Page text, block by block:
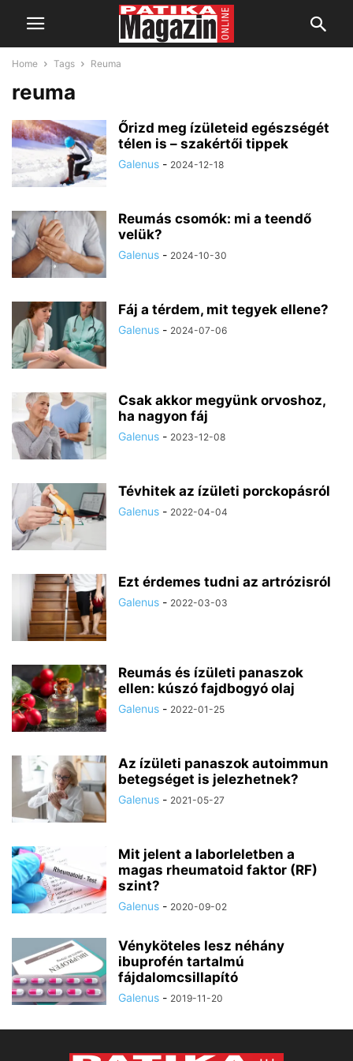
Home Tags Reuma
reuma
Őrizd meg ízületeid egészségét
télen is – szakértői tippek
Galenus - 2024-12-18
Reumás csomók: mi a teendő
velük?
Galenus - 2024-10-30
Fáj a térdem, mit tegyek ellene?
Galenus - 2024-07-06
Csak akkor megyünk orvoshoz,
ha nagyon fáj
Galenus - 2023-12-08
Tévhitek az ízületi porckopásról
Galenus - 2022-04-04
Ezt érdemes tudni az artrózisról
Galenus - 2022-03-03
Reumás és ízületi panaszok
ellen: kúszó fajdbogyó olaj
Galenus - 2022-01-25
Az ízületi panaszok autoimmun
betegséget is jelezhetnek?
Galenus - 2021-05-27
Mit jelent a laborleletben a
magas rheumatoid faktor (RF)
szint?
Galenus - 2020-09-02
Vényköteles lesz néhány
ibuprofén tartalmú
fájdalomcsillapító
Galenus - 2019-11-20